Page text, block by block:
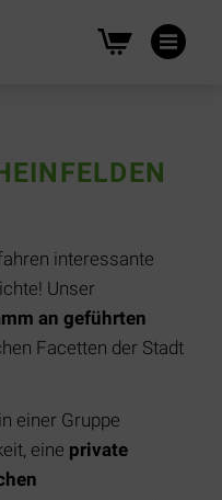
interessante
Unser
an geführten
Facetten der Stadt
einer Gruppe
eine private